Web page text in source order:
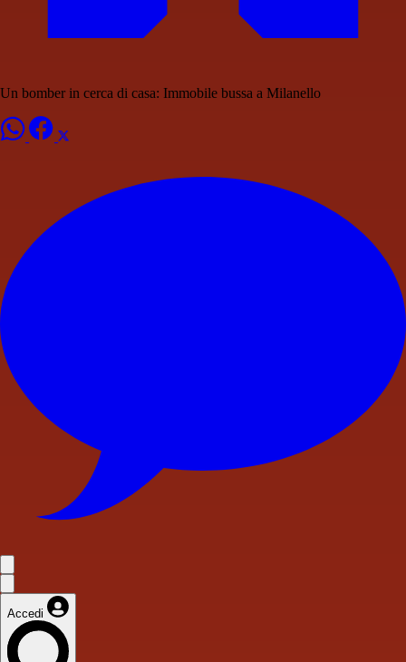
Un bomber in cerca di casa: Immobile bussa a Milanello
Accedi